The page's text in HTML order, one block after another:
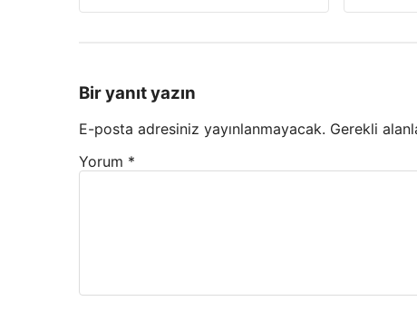
Bir yanıt yazın
E-posta adresiniz yayınlanmayacak. Gerekli
Yorum *